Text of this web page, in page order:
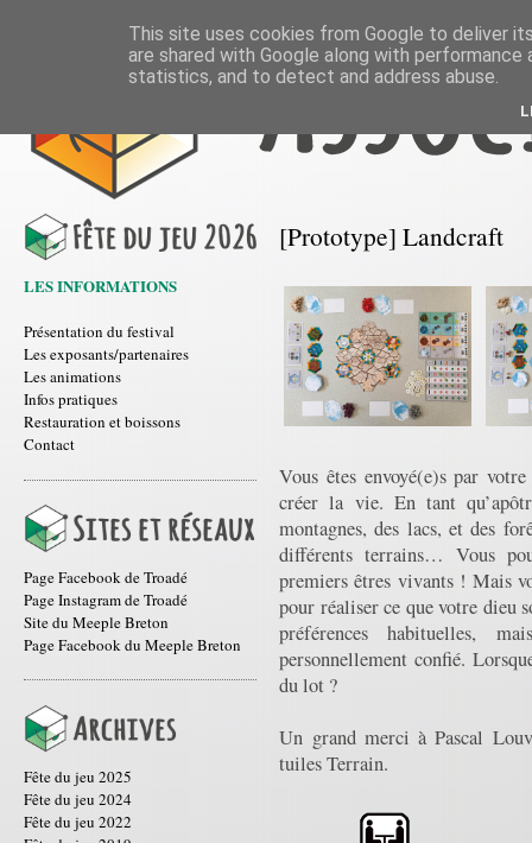
LES INFORMATIONS
Présentation du festival
Les exposants/partenaires
Les animations
Infos pratiques
Restauration et boissons
Contact
Page Facebook de Troadé
Page Instagram de Troadé
Site du Meeple Breton
Page Facebook du Meeple Breton
Fête du jeu 2025
Fête du jeu 2024
Fête du jeu 2022
[Prototype] Landcraft
Vous êtes envoyé(e)s par
créer la vie. En tant
montagnes, des lacs, et des
différents terrains… Vous
premiers êtres vivants ! Mais
pour réaliser ce que votre dieu
préférences habituelles,
personnellement confié.
du lot ?
Un grand merci à Pascal
tuiles Terrain.
This site uses cookies from Google to deliver
are shared with Google along with
statistics, and to detect and address abuse.